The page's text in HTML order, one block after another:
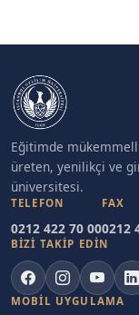
Eğitimde
üreten, yenilikçi ve
üniversitesi.
TELEFON
0212 422 70 00
FAX
0212
BİZİ TAKİP EDİN
MOBIL UYGULAMA